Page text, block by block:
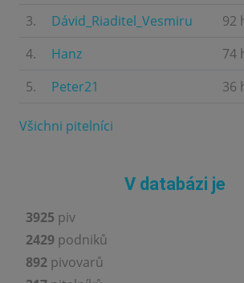
3.
Dávid_Riaditel_Vesmiru
92
4.
Hanz
74
5.
Peter21 36
Všichni pitelníci
V databázi je
3925 piv
2429 podniků
892 pivovarů